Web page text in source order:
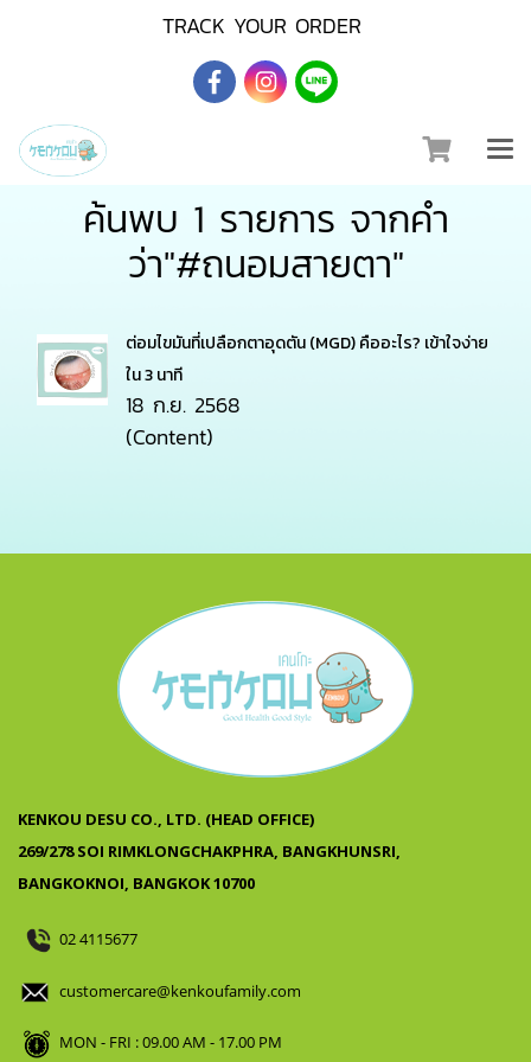
TRACK YOUR ORDER
ค้นพบ 1 รายการ จากคำ
ว่า"#ถนอมสายตา"
ต่อมไขมันที่เปลือกตาอุดตัน (MGD) คืออะไร? เข้าใจง่าย
ใน 3 นาที
18 ก.ย. 2568
(Content)
KENKOU DESU CO., LTD. (HEAD OFFICE)
269/278 SOI RIMKLONGCHAKPHRA, BANGKHUNSRI,
BANGKOKNOI, BANGKOK 10700
02 4115677
customercare@kenkoufamily.com
MON - FRI : 09.00 AM - 17.00 PM